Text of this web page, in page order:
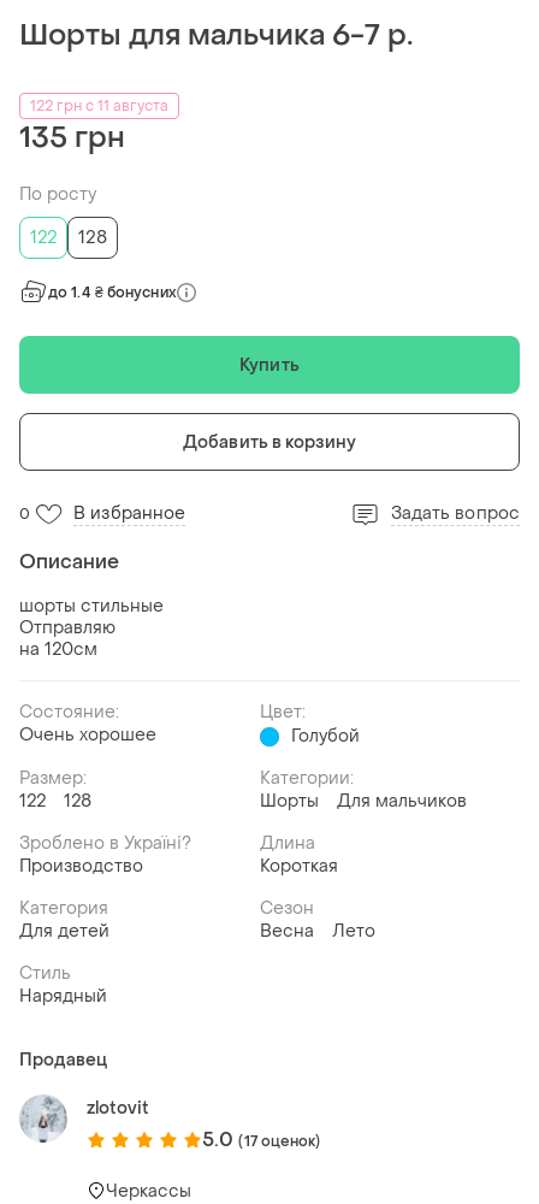
Шорты для мальчика 6-7 р.
122 грн с 11 августа
135 грн
По росту
122
128
до 1.4 ₴ бонусних
Купить
Добавить в корзину
0 В избранное Задать вопрос
Описание
шорты стильные
Отправляю
на 120см
Состояние:
Очень хорошее
Цвет:
Голубой
Размер:
122
128
Категории:
Шорты
Для мальчиков
Зроблено в Україні?
Производство
Длина
Короткая
Категория
Для детей
Сезон
Весна
Лето
Стиль
Нарядный
Продавец
zlotovit
5.0 (17 оценок)
Черкассы